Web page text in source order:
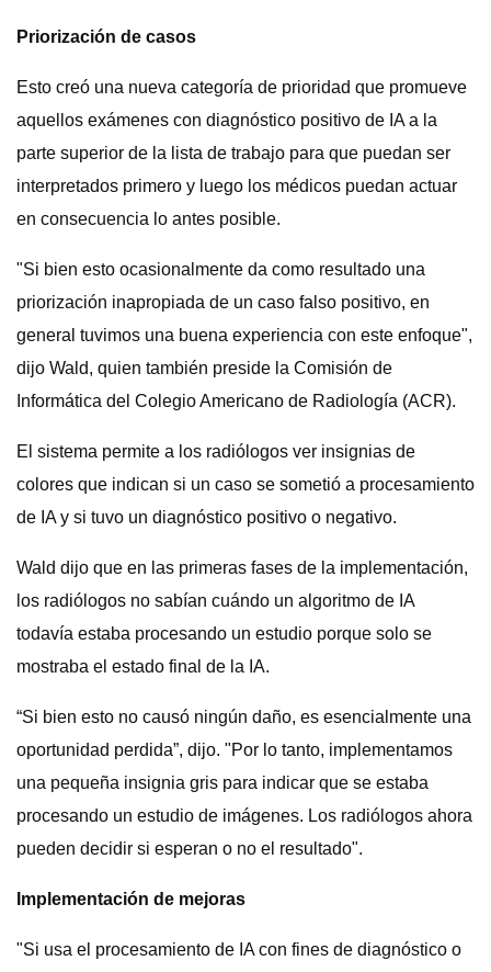
Priorización de casos
Esto creó una nueva categoría de prioridad que promueve
aquellos exámenes con diagnóstico positivo de IA a la
parte superior de la lista de trabajo para que puedan ser
interpretados primero y luego los médicos puedan actuar
en consecuencia lo antes posible.
"Si bien esto ocasionalmente da como resultado una
priorización inapropiada de un caso falso positivo, en
general tuvimos una buena experiencia con este enfoque",
dijo Wald, quien también preside la Comisión de
Informática del Colegio Americano de Radiología (ACR).
El sistema permite a los radiólogos ver insignias de
colores que indican si un caso se sometió a procesamiento
de IA y si tuvo un diagnóstico positivo o negativo.
Wald dijo que en las primeras fases de la implementación,
los radiólogos no sabían cuándo un algoritmo de IA
todavía estaba procesando un estudio porque solo se
mostraba el estado final de la IA.
“Si bien esto no causó ningún daño, es esencialmente una
oportunidad perdida”, dijo. "Por lo tanto, implementamos
una pequeña insignia gris para indicar que se estaba
procesando un estudio de imágenes. Los radiólogos ahora
pueden decidir si esperan o no el resultado".
Implementación de mejoras
"Si usa el procesamiento de IA con fines de diagnóstico o